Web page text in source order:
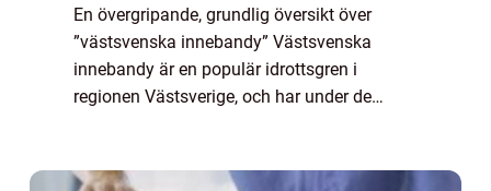
En övergripande, grundlig översikt över
”västsvenska innebandy” Västsvenska
innebandy är en populär idrottsgren i
regionen Västsverige, och har under de
den...